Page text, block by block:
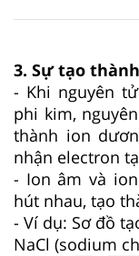
3. Sự tạo
- Khi nguyên
phi kim,
thành ion
nhận electron
- Ion âm và
hút nhau, tạo
- Ví dụ: Sơ đồ
NaCl (sodium